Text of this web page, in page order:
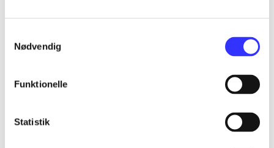
Nødvendig
Funktionelle
Statistik